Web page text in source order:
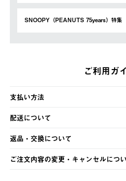
SNOOPY（PEANUTS 75years）特集
ご利用ガ
支払い方法
以下のいずれかの方法でお支払いい
・クレジットカード決済
・コンビニ決済
・Pay-easy決済
配送について
【発送スケジュール】
ご注文・ご入金完了より2営業日以内
土日祝の発送はございませんので、
の発送となる場合がございます。
返品・交換について
※お客様都合の場合
ご注文内容の変更・キャンセルにつ